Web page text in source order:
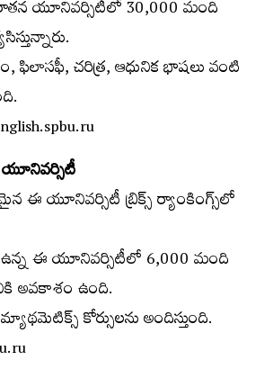
యూనివర్సిటీలో 30,000 మంది
ఫిలాసఫీ, చరిత్ర, ఆధునిక భాషలు వంటి
యూనివర్సిటీ
ఈ యూనివర్సిటీ బ్రిక్స్ ర్యాంకింగ్స్‌లో
ఉన్న ఈ యూనివర్సిటీలో 6,000 మంది
అవకాశం ఉంది.
కోర్సులను అందిస్తుంది.